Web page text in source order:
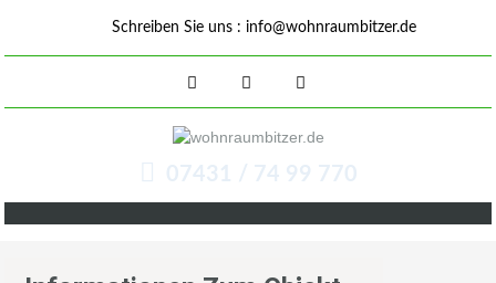
Schreiben Sie uns : info@wohnraumbitzer.de
07431 / 74 99 770